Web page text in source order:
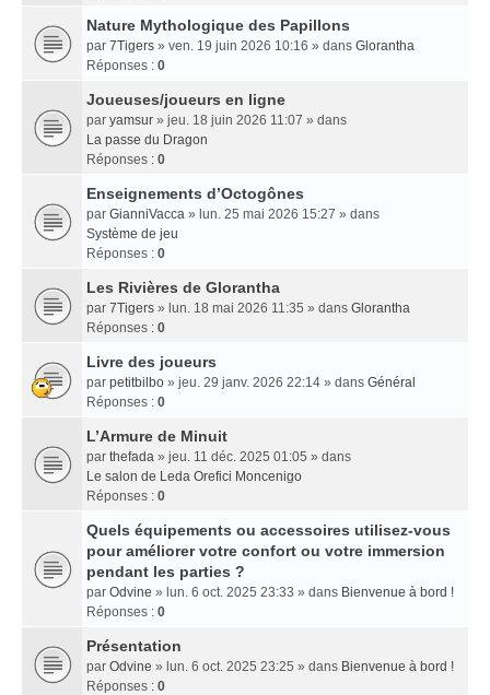
Nature Mythologique des Papillons
par 7Tigers » ven. 19 juin 2026 10:16 » dans Glorantha
Réponses : 0
Joueuses/joueurs en ligne
par yamsur » jeu. 18 juin 2026 11:07 » dans
La passe du Dragon
Réponses : 0
Enseignements dʼOctogônes
par GianniVacca » lun. 25 mai 2026 15:27 » dans
Système de jeu
Réponses : 0
Les Rivières de Glorantha
par 7Tigers » lun. 18 mai 2026 11:35 » dans Glorantha
Réponses : 0
Livre des joueurs
par petitbilbo » jeu. 29 janv. 2026 22:14 » dans Général
Réponses : 0
L’Armure de Minuit
par thefada » jeu. 11 déc. 2025 01:05 » dans
Le salon de Leda Orefici Moncenigo
Réponses : 0
Quels équipements ou accessoires utilisez-vous
pour améliorer votre confort ou votre immersion
pendant les parties ?
par Odvine » lun. 6 oct. 2025 23:33 » dans Bienvenue à bord !
Réponses : 0
Présentation
par Odvine » lun. 6 oct. 2025 23:25 » dans Bienvenue à bord !
Réponses : 0